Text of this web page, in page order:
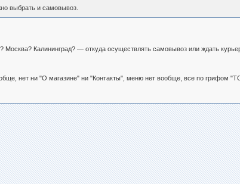
выбрать и самовывоз.
Москва? Калининград? — откуда осуществлять самовывоз или ждать
нет ни "О магазине" ни "Контакты", меню нет вообще, все по грифом